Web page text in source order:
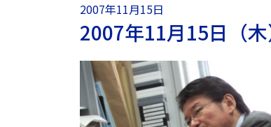
2007年11月15日
2007年11月15日（